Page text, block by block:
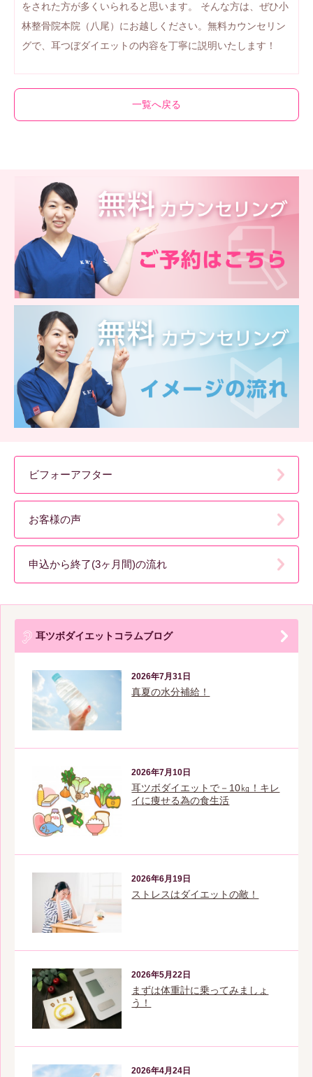
をされた方が多くいられると思います。 そんな方は、ぜひ小
林整骨院本院（八尾）にお越しください。無料カウンセリン
グで、耳つぼダイエットの内容を丁寧に説明いたします！
一覧へ戻る
ビフォーアフター
お客様の声
申込から終了(3ヶ月間)の流れ
耳ツボダイエットコラムブログ
2026年7月31日
真夏の水分補給！
2026年7月10日
耳ツボダイエットで－10㎏！キレ
イに痩せる為の食生活
2026年6月19日
ストレスはダイエットの敵！
2026年5月22日
まずは体重計に乗ってみましょ
う！
2026年4月24日